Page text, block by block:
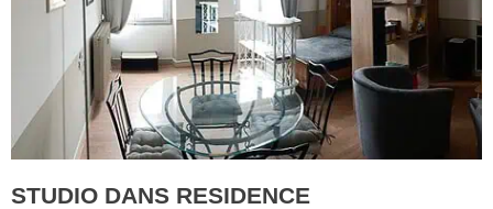
STUDIO DANS RESIDENCE